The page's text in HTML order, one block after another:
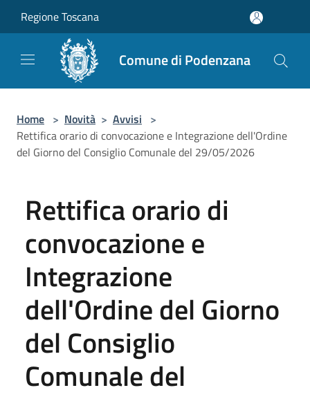
Regione Toscana
Comune di Podenzana
Home > Novità > Avvisi >
Rettifica orario di convocazione e Integrazione dell'Ordine
del Giorno del Consiglio Comunale del 29/05/2026
Rettifica orario di
convocazione e
Integrazione
dell'Ordine del Giorno
del Consiglio
Comunale del